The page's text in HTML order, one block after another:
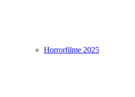
Horrorfilme 2025